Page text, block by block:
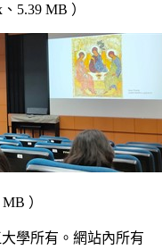
5.39 MB ）
）
學所有。網站內所有